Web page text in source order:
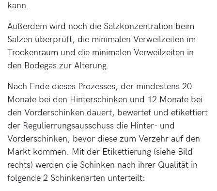
kann.
Außerdem wird noch die Salzkonzentration beim
Salzen überprüft, die minimalen Verweilzeiten im
Trockenraum und die minimalen Verweilzeiten in
den Bodegas zur Alterung.
Nach Ende dieses Prozesses, der mindestens 20
Monate bei den Hinterschinken und 12 Monate bei
den Vorderschinken dauert, bewertet und etikettiert
der Regulierrungsausschuss die Hinter- und
Vorderschinken, bevor diese zum Verzehr auf den
Markt kommen. Mit der Etikettierung (siehe Bild
rechts) werden die Schinken nach ihrer Qualität in
folgende 2 Schinkenarten unterteilt: